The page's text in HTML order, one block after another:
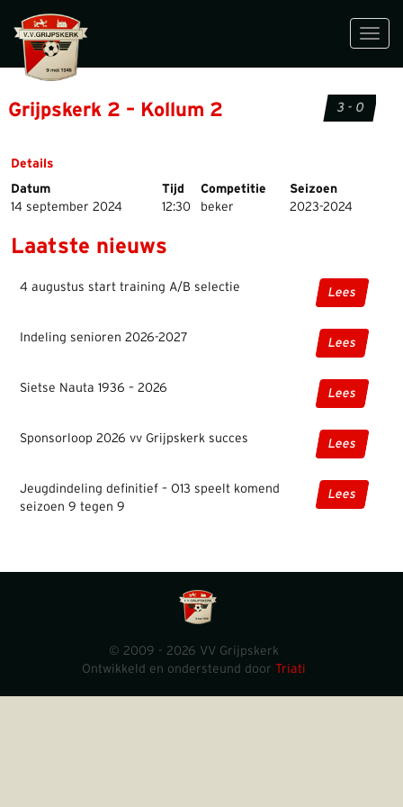
Grijpskerk 2 – Kollum 2 3 - 0
Details
Datum
Tijd Competitie
Seizoen
14 september 2024
12:30 beker 2023-2024
Laatste nieuws
4 augustus start training A/B selectie Lees
Indeling senioren 2026-2027 Lees
Sietse Nauta 1936 – 2026 Lees
Sponsorloop 2026 vv Grijpskerk succes Lees
Jeugdindeling definitief – O13 speelt komend
seizoen 9 tegen 9
Lees
© 2009 - 2026 VV Grijpskerk
Ontwikkeld en ondersteund door Triati